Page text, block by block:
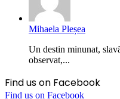
Mihaela Pleșea
Un destin minunat,
observat,...
Find us on Facebook
Find us on Facebook